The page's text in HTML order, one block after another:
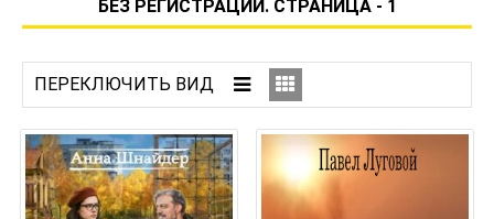
БЕЗ РЕГИСТРАЦИИ. СТРАНИЦА - 1